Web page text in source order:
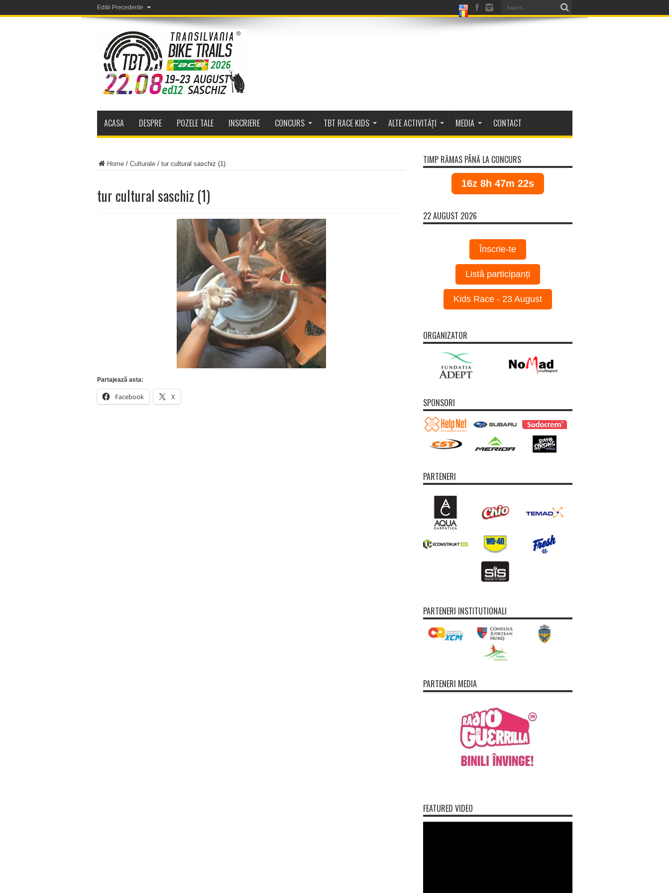
Editii Precedente
ACASA DESPRE POZELE TALE INSCRIERE CONCURS TBT RACE KIDS ALTE ACTIVITĂȚI MEDIA CONTACT
Home/ Culturale/ tur cultural saschiz (1)
tur cultural saschiz (1)
Partajează asta:
Facebook X
TIMP RĂMAS PÂNĂ LA CONCURS
16z 8h 47m 22s
22 AUGUST 2026
Înscrie-te
Listă participanți
Kids Race - 23 August
ORGANIZATOR
SPONSORI
PARTENERI
PARTENERI INSTITUTIONALI
PARTENERI MEDIA
FEATURED VIDEO